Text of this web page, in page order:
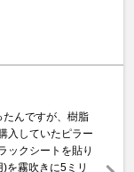
たんですが、樹脂
入していたピラー
ックシートを貼り
を霧吹きに5ミリ